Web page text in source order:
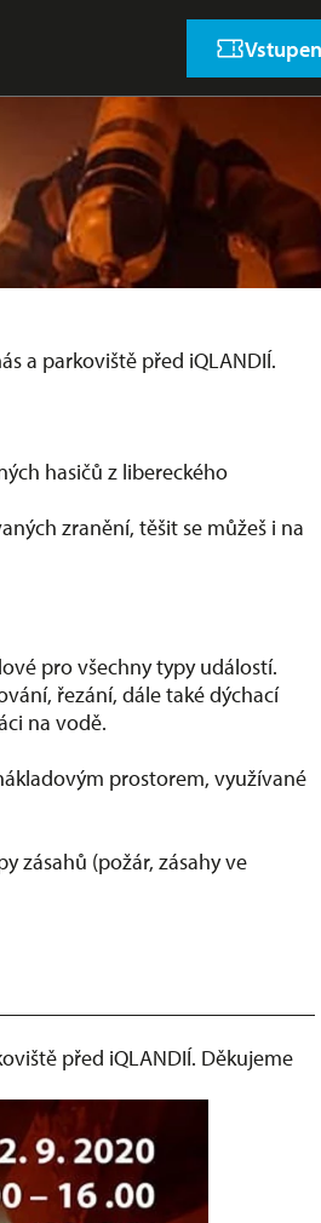
a parkoviště před iQLANDIÍ.
hasičů z libereckého
zranění, těšit se můžeš i na
pro všechny typy událostí.
řezání, dále také dýchací
na vodě.
prostorem, využívané
zásahů (požár, zásahy ve
před iQLANDIÍ. Děkujeme